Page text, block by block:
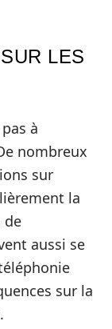
LES
à
nombreux
sur
la
de
aussi se
sur la